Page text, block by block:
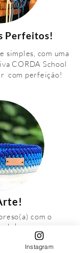
Perfeitos!
simples, com uma
CORDA School
com perfeição!
com o
uma
o seu Pet!
Instagram